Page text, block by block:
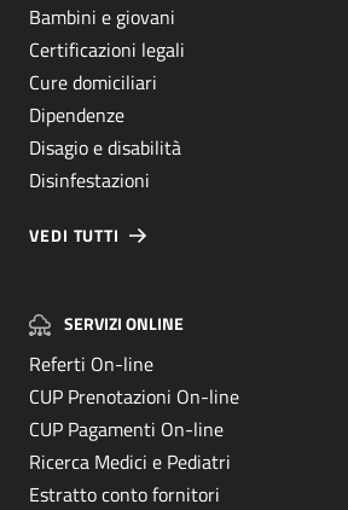
Bambini e giovani
Certificazioni legali
Cure domiciliari
Dipendenze
Disagio e disabilità
Disinfestazioni
VEDI TUTTI
SERVIZI ONLINE
Referti On-line
CUP Prenotazioni On-line
CUP Pagamenti On-line
Ricerca Medici e Pediatri
Estratto conto fornitori